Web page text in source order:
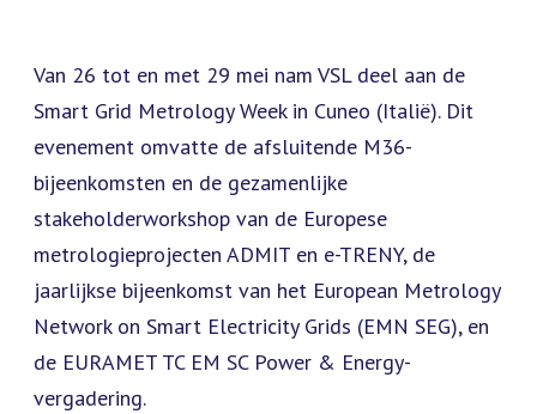
Van 26 tot en met 29 mei nam VSL deel aan de
Smart Grid Metrology Week in Cuneo (Italië). Dit
evenement omvatte de afsluitende M36-
bijeenkomsten en de gezamenlijke
stakeholderworkshop van de Europese
metrologieprojecten ADMIT en e-TRENY, de
jaarlijkse bijeenkomst van het European Metrology
Network on Smart Electricity Grids (EMN SEG), en
de EURAMET TC EM SC Power & Energy-
vergadering.